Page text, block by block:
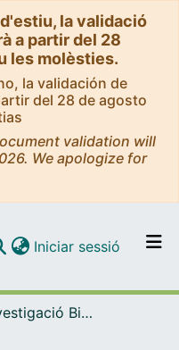
la validació
a partir del 28
les molèsties.
la validación de
del 28 de agosto
validation will
We apologize for
per tot el DD
Iniciar sessió (current)
Institut d'lnvestigació Biomèdica de Bellvitge (IDIBELL)